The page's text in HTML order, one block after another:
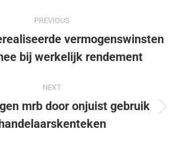
PREVIOUS
vermogenswinsten
bij werkelijk rendement
NEXT
mrb door onjuist gebruik